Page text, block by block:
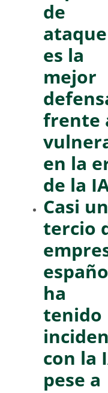
de
ataque
es la
mejor
frente
en la
de la
Casi un
tercio
ha
tenido
con la
pese a